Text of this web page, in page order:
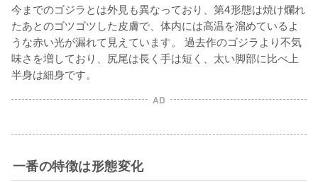
今までのゴジラとは外見も異なっており、第4形態は焼け爛れ
たあとのゴツゴツした皮膚で、体内には高温を溜めているよ
うな赤い光が漏れて見えています。 過去作のゴジラより不気
味さを増しており、尻尾は長く手は短く、太い脚部に比べ上
半身は細身です。
AD
一番の特徴は形態変化